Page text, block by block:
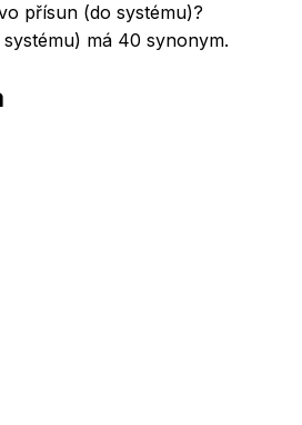
přísun (do systému)?
má 40 synonym.